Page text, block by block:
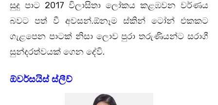
සුදු පාට 2017 විලාසිතා ලෝකය කළඹවන වර්ණය
බවට පත් වී අවසන්.ඕනෑම ස්කින් ටෝන් එකකට
ගැළපෙන පාටක් නිසා ලොව පුරා තරුණියන්ට සරාගී
සුන්දරත්වයක් ගෙන දේවි.
ඕවර්සයිස් ස්ලීව්